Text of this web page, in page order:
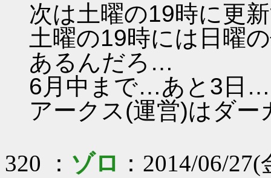
次は土曜の19時に更
土曜の19時には日曜
あるんだろ…
6月中まで…あと3日…
アークス(運営)はダ
320 ： ゾロ ：2014/06/